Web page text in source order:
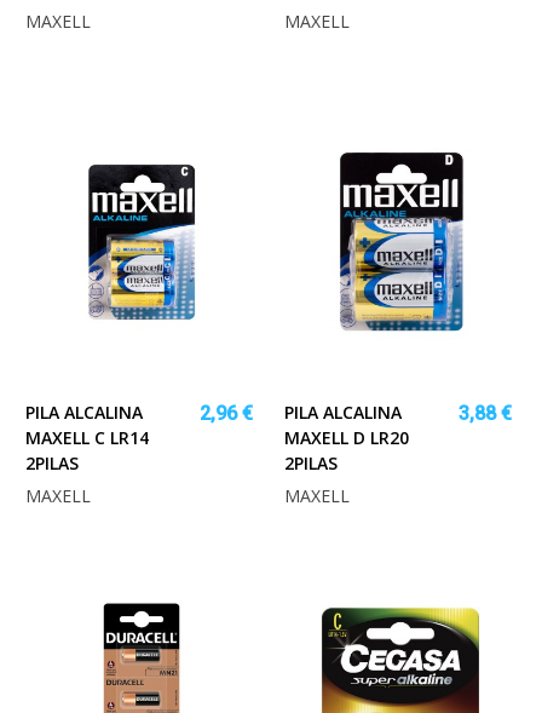
MAXELL MAXELL
PILA ALCALINA
MAXELL C LR14
2PILAS
2,96 €
MAXELL
PILA ALCALINA
MAXELL D LR20
2PILAS
3,88 €
MAXELL